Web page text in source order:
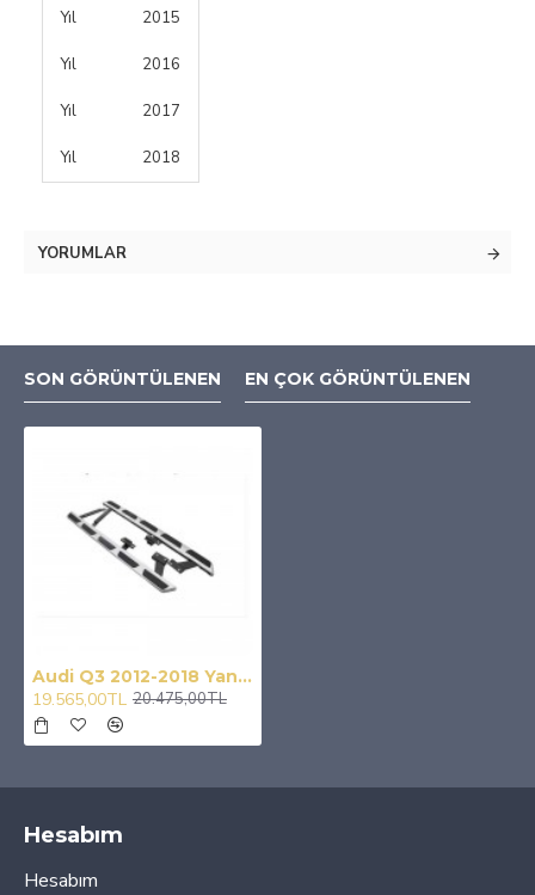
Yıl 2015
Yıl 2016
Yıl 2017
Yıl 2018
YORUMLAR
SON GÖRÜNTÜLENEN EN ÇOK GÖRÜNTÜLENEN
Audi Q3 2012-2018 Yan Basamak
19.565,00TL 20.475,00TL
Hesabım
Hesabım